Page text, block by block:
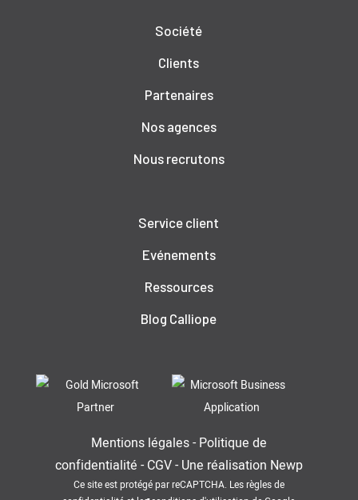
Société
Clients
Partenaires
Nos agences
Nous recrutons
Service client
Evénements
Ressources
Blog Calliope
Mentions légales- Politique de
confidentialité - CGV-Une réalisation Newp
Ce site est protégé par reCAPTCHA. Lesrègles de